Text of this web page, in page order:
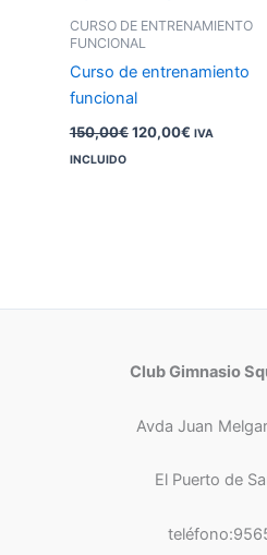
CURSO DE ENTRENAMIENTO
FUNCIONAL
Curso de entrenamiento
funcional
150,00€ 120,00€ IVA
INCLUIDO
Club Gimnasio
Avda Juan
El Puerto de